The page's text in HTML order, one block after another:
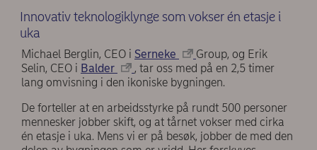
Innovativ teknologiklynge som vokser én etasje i
uka
Michael Berglin, CEO i Serneke
Group, og Erik
Selin, CEO i Balder
, tar oss med på en 2,5 timer
lang omvisning i den ikoniske bygningen.
De forteller at en arbeidsstyrke på rundt 500 personer
mennesker jobber skift, og at tårnet vokser med cirka
én etasje i uka. Mens vi er på besøk, jobber de med den